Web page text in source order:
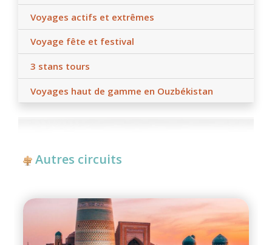
Voyages actifs et extrêmes
Voyage fête et festival
3 stans tours
Voyages haut de gamme en Ouzbékistan
Autres circuits